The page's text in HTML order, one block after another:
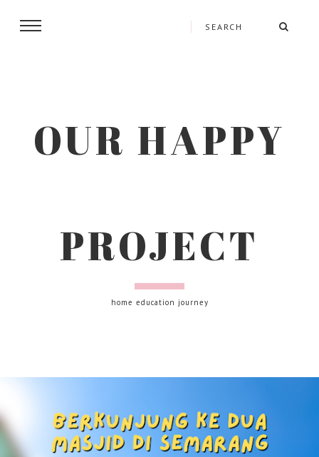
OUR HAPPY
PROJECT
home education journey